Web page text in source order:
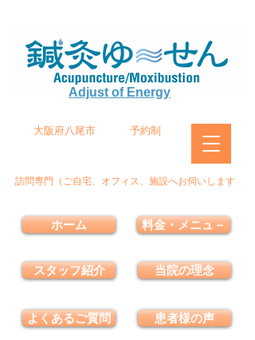
Adjust of Energy
大阪府八尾市 予約制
訪問専門（ご自宅、オフィス、施設へお伺いします
ホーム
スタッフ紹介
よくあるご質問
料金・メニュ－
当院の理念
患者様の声